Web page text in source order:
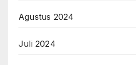
Agustus 2024
Juli 2024